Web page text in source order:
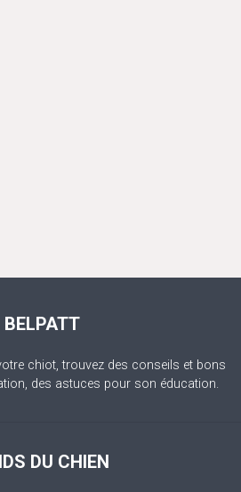
BELPATT
chiot, trouvez des conseils et bons
des astuces pour son éducation.
DU CHIEN